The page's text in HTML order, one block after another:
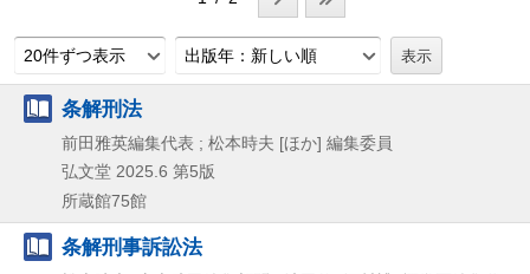
20件ずつ表示 出版年：新しい順
条解刑法
前田雅英編集代表 ; 松本時夫 [ほか] 編集委員
弘文堂 2025.6 第5版
所蔵館75館
条解刑事訴訟法